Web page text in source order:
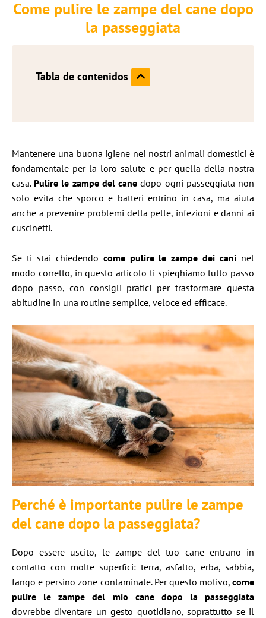
Come pulire le zampe del cane dopo
la passeggiata
Tabla de contenidos
Mantenere una buona igiene nei nostri animali domestici è
fondamentale per la loro salute e per quella della nostra
casa. Pulire le zampe del cane dopo ogni passeggiata non
solo evita che sporco e batteri entrino in casa, ma aiuta
anche a prevenire problemi della pelle, infezioni e danni ai
cuscinetti.
Se ti stai chiedendo come pulire le zampe dei cani nel
modo corretto, in questo articolo ti spieghiamo tutto passo
dopo passo, con consigli pratici per trasformare questa
abitudine in una routine semplice, veloce ed efficace.
Perché è importante pulire le zampe
del cane dopo la passeggiata?
Dopo essere uscito, le zampe del tuo cane entrano in
contatto con molte superfici: terra, asfalto, erba, sabbia,
fango e persino zone contaminate. Per questo motivo, come
pulire le zampe del mio cane dopo la passeggiata
dovrebbe diventare un gesto quotidiano, soprattutto se il